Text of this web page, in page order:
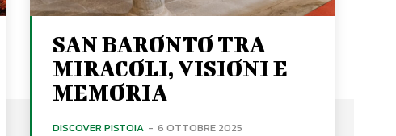
SAN BARONTO TRA
MIRACOLI, VISIONI E
MEMORIA
DISCOVER PISTOIA - 6 OTTOBRE 2025